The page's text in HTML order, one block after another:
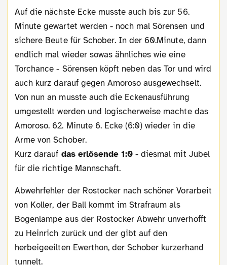
Auf die nächste Ecke musste auch bis zur 56.
Minute gewartet werden - noch mal Sörensen und
sichere Beute für Schober. In der 60.Minute, dann
endlich mal wieder sowas ähnliches wie eine
Torchance - Sörensen köpft neben das Tor und wird
auch kurz darauf gegen Amoroso ausgewechselt.
Von nun an musste auch die Eckenausführung
umgestellt werden und logischerweise machte das
Amoroso. 62. Minute 6. Ecke (6:0) wieder in die
Arme von Schober.
Kurz darauf das erlösende 1:0 - diesmal mit Jubel
für die richtige Mannschaft.
Abwehrfehler der Rostocker nach schöner Vorarbeit
von Koller, der Ball kommt im Strafraum als
Bogenlampe aus der Rostocker Abwehr unverhofft
zu Heinrich zurück und der gibt auf den
herbeigeeilten Ewerthon, der Schober kurzerhand
tunnelt.